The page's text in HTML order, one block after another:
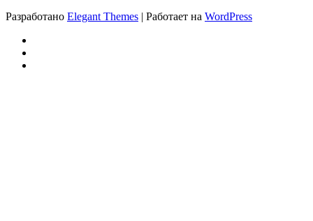
Разработано Elegant Themes | Работает на WordPress